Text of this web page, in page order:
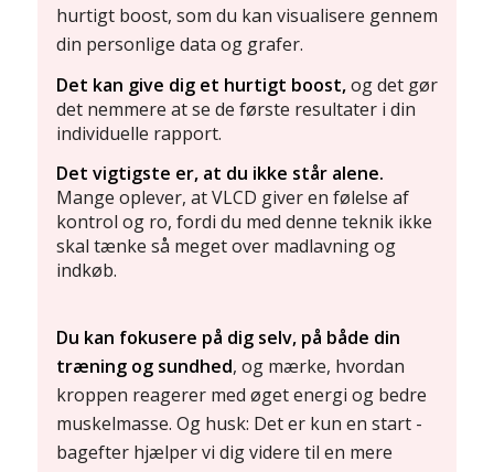
hurtigt boost, som du kan visualisere gennem
din personlige data og grafer.
Det kan give dig et hurtigt boost,og det gør
det nemmere at se de første resultater i din
individuelle rapport.
Det vigtigste er, at du ikke står alene.
Mange oplever, at VLCD giver en følelse af
kontrol og ro, fordi du med denne teknik ikke
skal tænke så meget over madlavning og
indkøb.
Du kan fokusere på dig selv, på både din
træning og sundhed, og mærke, hvordan
kroppen reagerer med øget energi og bedre
muskelmasse. Og husk: Det er kun en start -
bagefter hjælper vi dig videre til en mere